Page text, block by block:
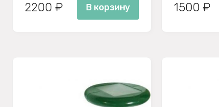
2200 ₽ В корзину 1500 ₽